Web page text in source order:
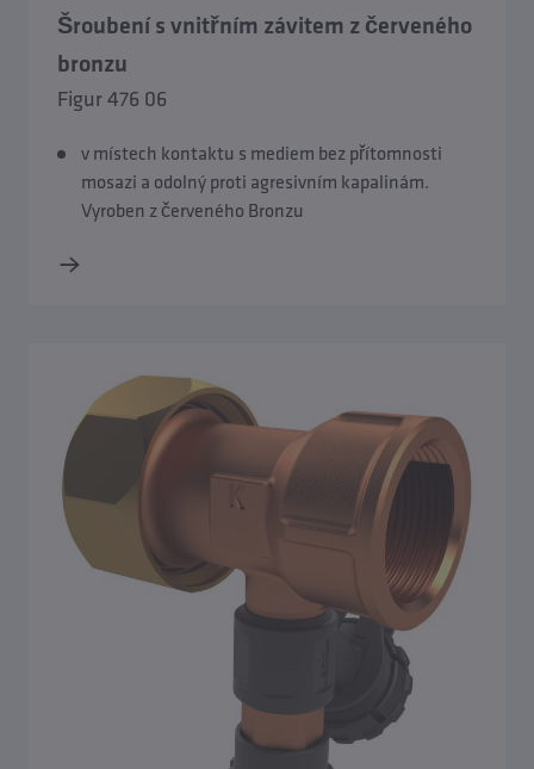
Připojovací šroubení
Vypouštěcí ventily
Příslušenství zabezpečovacích armatur
Příslušenství hygienického systému KHS
Příslušenství pod omítku a uzavírání s vodoměrem
Příslušenství mrazuvzdorných venkovních armatur
Šroubení s vnitřním závitem z červeného
bronzu
Figur 476 06
v místech kontaktu s mediem bez přítomnosti
mosazi a odolný proti agresivním kapalinám.
Vyroben z červeného Bronzu